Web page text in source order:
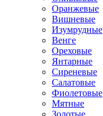
Оранжевые
Вишневые
Изумрудные
Венге
Ореховые
Янтарные
Сиреневые
Салатовые
Фиолетовые
Мятные
Золотые